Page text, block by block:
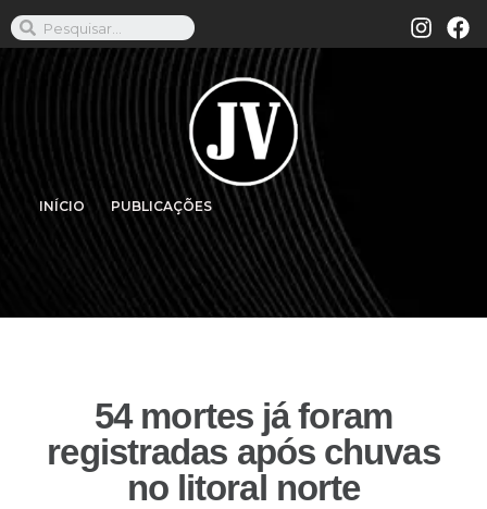
INÍCIO PUBLICAÇÕES
54 mortes já foram
registradas após chuvas
no litoral norte